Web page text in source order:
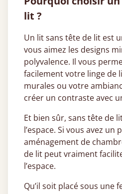
lit ?
Un lit sans tête de lit est
vous aimez les designs
polyvalence. Il vous
facilement votre linge de
murales ou votre
créer un contraste avec
Et bien sûr, sans tête de
l’espace. Si vous avez un
aménagement de
de lit peut vraiment
l’espace.
Qu’il soit placé sous une